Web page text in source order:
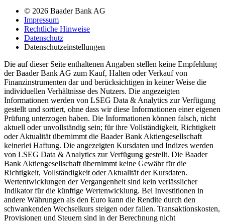
© 2026 Baader Bank AG
Impressum
Rechtliche Hinweise
Datenschutz
Datenschutzeinstellungen
Die auf dieser Seite enthaltenen Angaben stellen keine Empfehlung
der Baader Bank AG zum Kauf, Halten oder Verkauf von
Finanzinstrumenten dar und berücksichtigen in keiner Weise die
individuellen Verhältnisse des Nutzers. Die angezeigten
Informationen werden von LSEG Data & Analytics zur Verfügung
gestellt und sortiert, ohne dass wir diese Informationen einer eigenen
Prüfung unterzogen haben. Die Informationen können falsch, nicht
aktuell oder unvollständig sein; für ihre Vollständigkeit, Richtigkeit
oder Aktualität übernimmt die Baader Bank Aktiengesellschaft
keinerlei Haftung. Die angezeigten Kursdaten und Indizes werden
von LSEG Data & Analytics zur Verfügung gestellt. Die Baader
Bank Aktiengesellschaft übernimmt keine Gewähr für die
Richtigkeit, Vollständigkeit oder Aktualität der Kursdaten.
Wertentwicklungen der Vergangenheit sind kein verlässlicher
Indikator für die künftige Wertenwicklung. Bei Investitionen in
andere Währungen als den Euro kann die Rendite durch den
schwankenden Wechselkurs steigen oder fallen. Transaktionskosten,
Provisionen und Steuern sind in der Berechnung nicht